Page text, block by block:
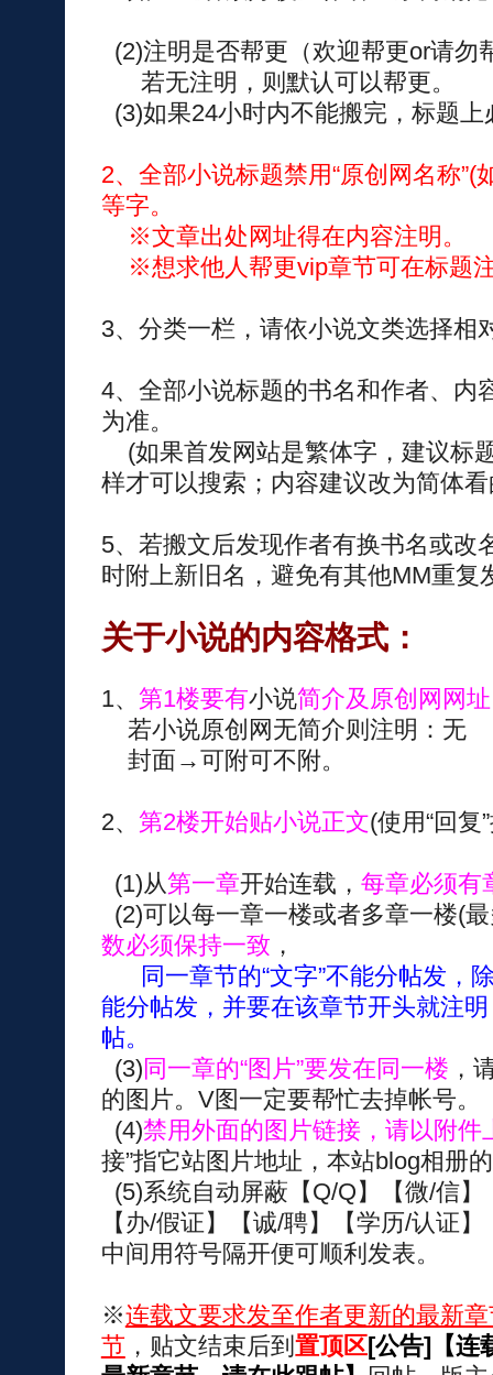
(2)注明是否帮更（欢迎帮更or请勿
若无注明，则默认可以帮更。
(3)如果24小时内不能搬完，标题上
2、全部小说标题禁用“原创网名称
等字。
※文章出处网址得在内容注明。
※想求他人帮更vip章节可在标题注
3、分类一栏，请依小说文类选择相
4、全部小说标题的书名和作者、内
为准。
(如果首发网站是繁体字，建议标
样才可以搜索；内容建议改为简体
5、若搬文后发现作者有换书名或改
时附上新旧名，避免有其他MM重复
关于小说的内容格式：
1、 第1楼要有小说简介及原创网网
若小说原创网无简介则注明：无
封面→可附可不附。
2、 第2楼开始贴小说正文(使用“回复
(1)从第一章开始连载， 每章必须有
(2)可以每一章一楼或者多章一楼(
数必须保持一致 ，
同一章节的“文字”不能分帖发，
能分帖发，并要在该章节开头就注
帖。
(3)同一章的“图片”要发在同一楼 ，
的图片。V图一定要帮忙去掉帐号。
(4)禁用外面的图片链接，请以附件
接”指它站图片地址，本站blog相册
(5)系统自动屏蔽【Q/Q】【微/信
【办/假证】【诚/聘】【学历/认证
中间用符号隔开便可顺利发表。
※连载文要求发至作者更新的最新
节，贴文结束后到 置顶区[公告]【连